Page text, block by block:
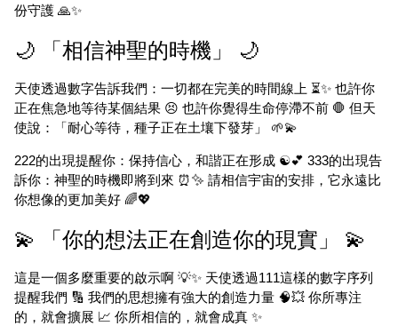
份守護 🙏✨
🌙 「相信神聖的時機」 🌙
天使透過數字告訴我們：一切都在完美的時間線上 ⏳✨ 也許你
正在焦急地等待某個結果 😣 也許你覺得生命停滯不前 🛑 但天
使說：「耐心等待，種子正在土壤下發芽」 🌱💫
222的出現提醒你：保持信心，和諧正在形成 ☯️💕 333的出現告
訴你：神聖的時機即將到來 ⏰✨ 請相信宇宙的安排，它永遠比
你想像的更加美好 🌈💖
💫 「你的想法正在創造你的現實」 💫
這是一個多麼重要的啟示啊 💡✨ 天使透過111這樣的數字序列
提醒我們 🔢 我們的思想擁有強大的創造力量 🧠💥 你所專注
的，就會擴展 📈 你所相信的，就會成真 ✨